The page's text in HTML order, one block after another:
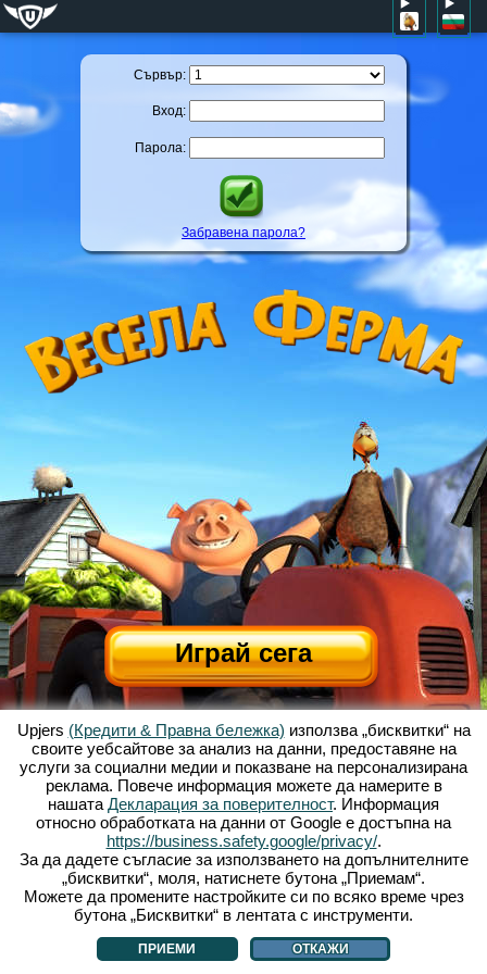
Сървър:
Вход:
Парола:
Забравена парола?
Играй сега
За Весела Ферма |Историята зад тази уеб базирана игра |Опциите
УЗП|Контакти/Кредити|Условия за поверителност|Правила|Форум|
Поддръжка|My Free Farm 2 App|Google Play|App Store|
Уеб игри - upjers.com|Управлявай Бисквитки
Upjers (Кредити & Правна бележка) използва „бисквитки“ на
своите уебсайтове за анализ на данни, предоставяне на
услуги за социални медии и показване на персонализирана
реклама. Повече информация можете да намерите в
нашата Декларация за поверителност. Информация
относно обработката на данни от Google е достъпна на
https://business.safety.google/privacy/.
За да дадете съгласие за използването на допълнителните
„бисквитки“, моля, натиснете бутона „Приемам“.
Можете да промените настройките си по всяко време чрез
бутона „Бисквитки“ в лентата с инструменти.
ПРИЕМИ ОТКАЖИ